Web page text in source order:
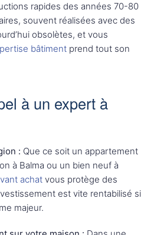
rapides des années 70-80
souvent réalisées avec des
obsolètes, et vous
bâtiment prend tout son
à un expert à
: Que ce soit un appartement
à Balma ou un bien neuf à
achat vous protège des
est vite rentabilisé si
majeur.